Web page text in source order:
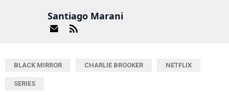
Santiago Marani
BLACK MIRROR CHARLIE BROOKER NETFLIX
SERIES